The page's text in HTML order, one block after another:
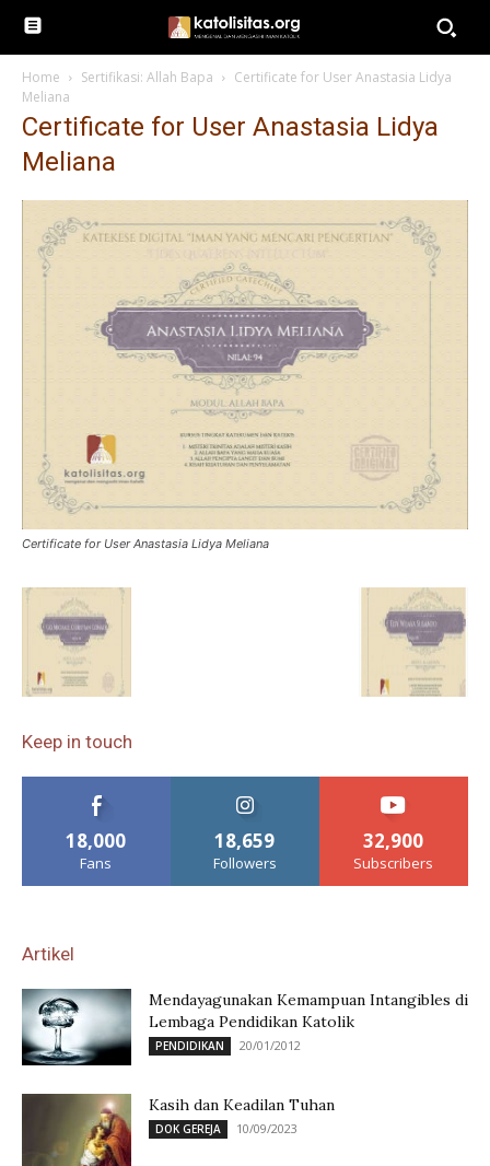
Home Sertifikasi: Allah Bapa
Certificate for User Anastasia Lidya
Meliana
Certificate for User Anastasia Lidya
Meliana
Certificate for User Anastasia Lidya Meliana
Keep in touch
18,000
Fans
18,659
Followers
32,900
Subscribers
Artikel
Mendayagunakan Kemampuan Intangibles di
Lembaga Pendidikan Katolik
PENDIDIKAN 20/01/2012
Kasih dan Keadilan Tuhan
DOK GEREJA 10/09/2023